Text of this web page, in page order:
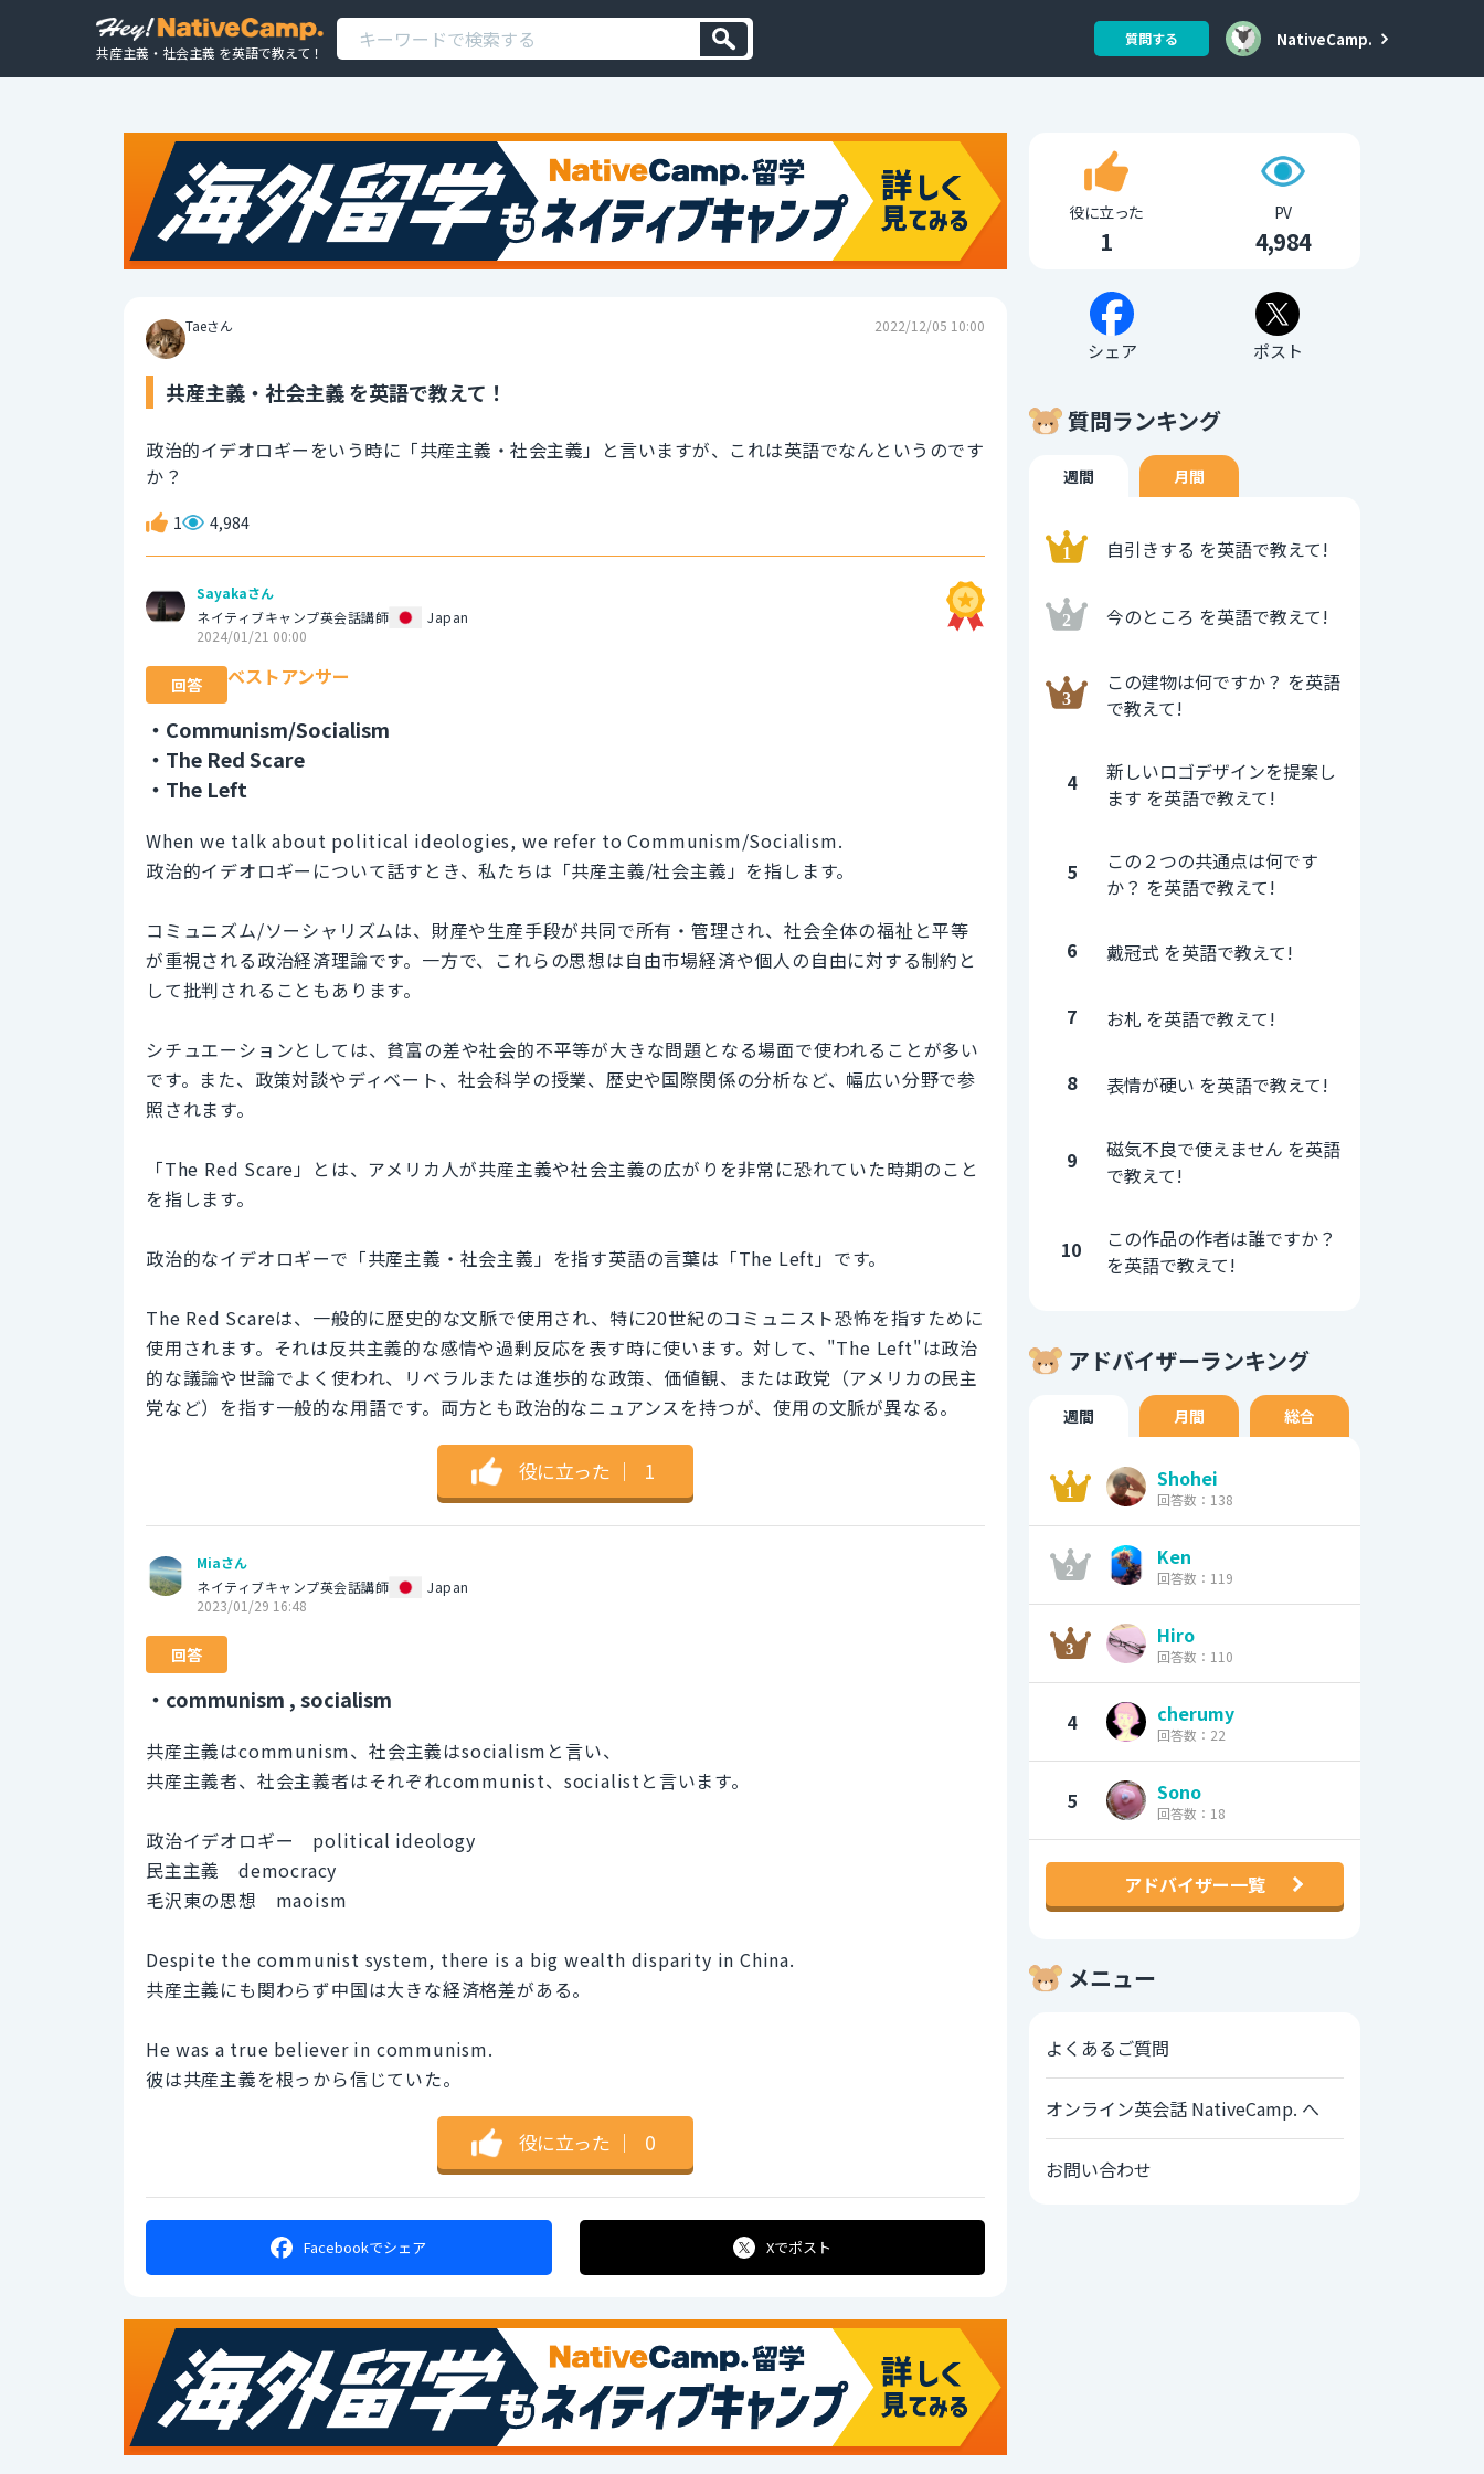
共産主義・社会主義 を英語で教えて！
質問する NativeCamp.
Taeさん 2022/12/05 10:00
共産主義・社会主義 を英語で教えて！
政治的イデオロギーをいう時に「共産主義・社会主義」と言いますが、これは英語でなんというのです
か？
1 4,984
Sayakaさん
ネイティブキャンプ英会話講師
Japan
2024/01/21 00:00
回答 ベストアンサー
・Communism/Socialism
・The Red Scare
・The Left
When we talk about political ideologies, we refer to Communism/Socialism.
政治的イデオロギーについて話すとき、私たちは「共産主義/社会主義」を指します。
コミュニズム/ソーシャリズムは、財産や生産手段が共同で所有・管理され、社会全体の福祉と平等
が重視される政治経済理論です。一方で、これらの思想は自由市場経済や個人の自由に対する制約と
して批判されることもあります。
シチュエーションとしては、貧富の差や社会的不平等が大きな問題となる場面で使われることが多い
です。また、政策対談やディベート、社会科学の授業、歴史や国際関係の分析など、幅広い分野で参
照されます。
「The Red Scare」とは、アメリカ人が共産主義や社会主義の広がりを非常に恐れていた時期のこと
を指します。
政治的なイデオロギーで「共産主義・社会主義」を指す英語の言葉は「The Left」です。
The Red Scareは、一般的に歴史的な文脈で使用され、特に20世紀のコミュニスト恐怖を指すために
使用されます。それは反共主義的な感情や過剰反応を表す時に使います。対して、"The Left"は政治
的な議論や世論でよく使われ、リベラルまたは進歩的な政策、価値観、または政党（アメリカの民主
党など）を指す一般的な用語です。両方とも政治的なニュアンスを持つが、使用の文脈が異なる。
役に立った ｜ 1
Miaさん
ネイティブキャンプ英会話講師
Japan
2023/01/29 16:48
回答
・communism , socialism
共産主義はcommunism、社会主義はsocialismと言い、
共産主義者、社会主義者はそれぞれcommunist、socialistと言います。
政治イデオロギー political ideology
民主主義 democracy
毛沢東の思想 maoism
Despite the communist system, there is a big wealth disparity in China.
共産主義にも関わらず中国は大きな経済格差がある。
He was a true believer in communism.
彼は共産主義を根っから信じていた。
役に立った ｜ 0
Facebookでシェア Xでポスト
役に立った
1
PV
4,984
シェア ポスト
質問ランキング
週間 月間
自引きする を英語で教えて!
今のところ を英語で教えて!
この建物は何ですか？ を英語
で教えて!
4
新しいロゴデザインを提案し
ます を英語で教えて!
5
この２つの共通点は何です
か？ を英語で教えて!
6 戴冠式 を英語で教えて!
7 お札 を英語で教えて!
8 表情が硬い を英語で教えて!
9
磁気不良で使えません を英語
で教えて!
10
この作品の作者は誰ですか？
を英語で教えて!
アドバイザーランキング
週間 月間 総合
Shohei
回答数：138
Ken
回答数：119
Hiro
回答数：110
4 cherumy
回答数：22
5 Sono
回答数：18
アドバイザー一覧
メニュー
よくあるご質問
オンライン英会話 NativeCamp. へ
お問い合わせ